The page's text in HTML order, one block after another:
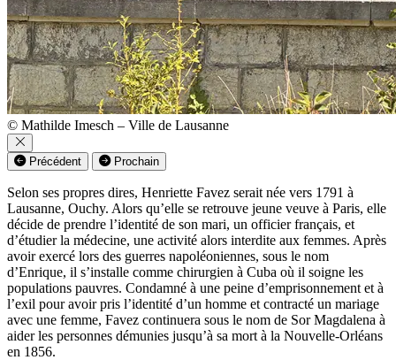
© Mathilde Imesch – Ville de Lausanne
Précédent Prochain
Selon ses propres dires, Henriette Favez serait née vers 1791 à
Lausanne, Ouchy. Alors qu’elle se retrouve jeune veuve à Paris, elle
décide de prendre l’identité de son mari, un officier français, et
d’étudier la médecine, une activité alors interdite aux femmes. Après
avoir exercé lors des guerres napoléoniennes, sous le nom
d’Enrique, il s’installe comme chirurgien à Cuba où il soigne les
populations pauvres. Condamné à une peine d’emprisonnement et à
l’exil pour avoir pris l’identité d’un homme et contracté un mariage
avec une femme, Favez continuera sous le nom de Sor Magdalena à
aider les personnes démunies jusqu’à sa mort à la Nouvelle-Orléans
en 1856.